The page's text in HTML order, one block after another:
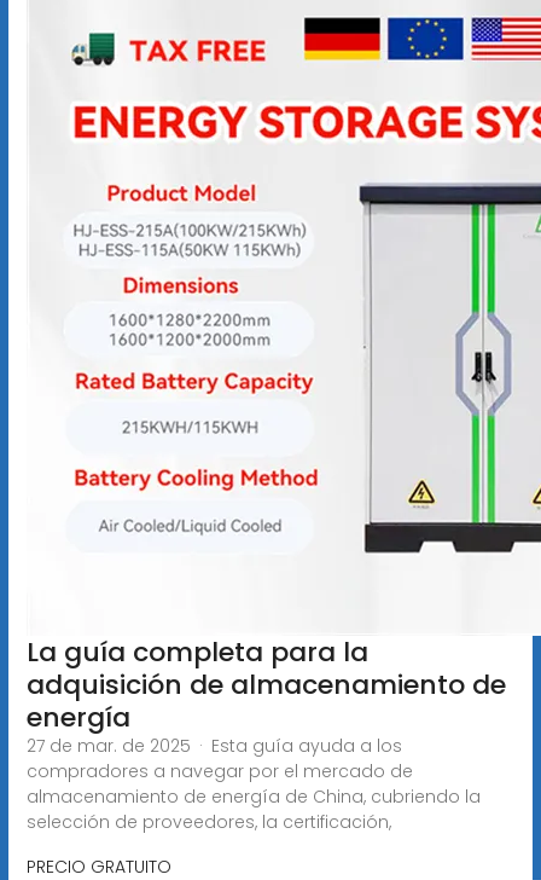
La guía completa para la
adquisición de almacenamiento de
energía
27 de mar. de 2025 · Esta guía ayuda a los
compradores a navegar por el mercado de
almacenamiento de energía de China, cubriendo la
selección de proveedores, la certificación,
PRECIO GRATUITO